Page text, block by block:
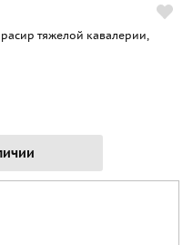
тяжелой кавалерии,